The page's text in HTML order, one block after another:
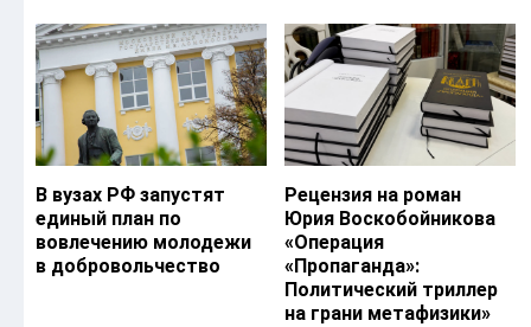
В вузах РФ запустят
единый план по
вовлечению молодежи
в добровольчество
Рецензия на роман
Юрия Воскобойникова
«Операция
«Пропаганда»:
Политический триллер
на грани метафизики»